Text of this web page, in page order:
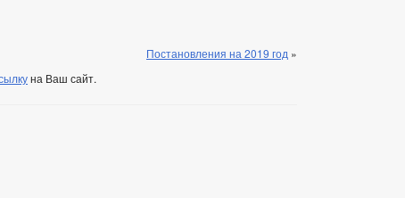
ГРАЖДАН
ОБРАЩЕНИЙ
Постановления на 2019 год »
на Ваш сайт.